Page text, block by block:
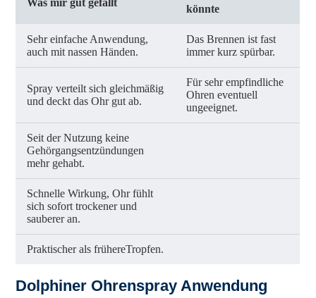
könnte
Sehr einfache Anwendung,
auch mit nassen Händen.
Das Brennen ist fast
immer kurz spürbar.
Spray verteilt sich gleichmäßig
und deckt das Ohr gut ab.
Für sehr empfindliche
Ohren eventuell
ungeeignet.
Seit der Nutzung keine
Gehörgangsentzündungen
mehr gehabt.
Schnelle Wirkung, Ohr fühlt
sich sofort trockener und
sauberer an.
Praktischer als frühereTropfen.
Dolphiner Ohrenspray Anwendung